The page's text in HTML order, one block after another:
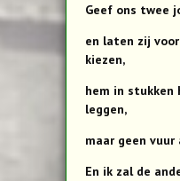
Geef ons twee
en laten zij
kiezen,
hem in stukken
leggen,
maar geen vuur
En ik zal de